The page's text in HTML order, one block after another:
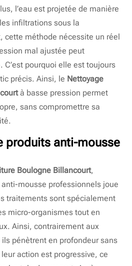
l’eau est projetée de manière
infiltrations sous la
cette méthode nécessite un réel
mal ajustée peut
pourquoi elle est toujours
précis. Ainsi, le Nettoyage
à basse pression permet
sans compromettre sa
produits anti-mousse
Boulogne Billancourt,
mousse professionnels joue
traitements sont spécialement
micro-organismes tout en
Ainsi, contrairement aux
pénètrent en profondeur sans
action est progressive, ce